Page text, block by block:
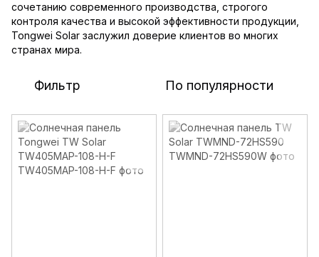
сочетанию современного производства, строгого
контроля качества и высокой эффективности продукции,
Tongwei Solar заслужил доверие клиентов во многих
странах мира.
Фильтр По популярности